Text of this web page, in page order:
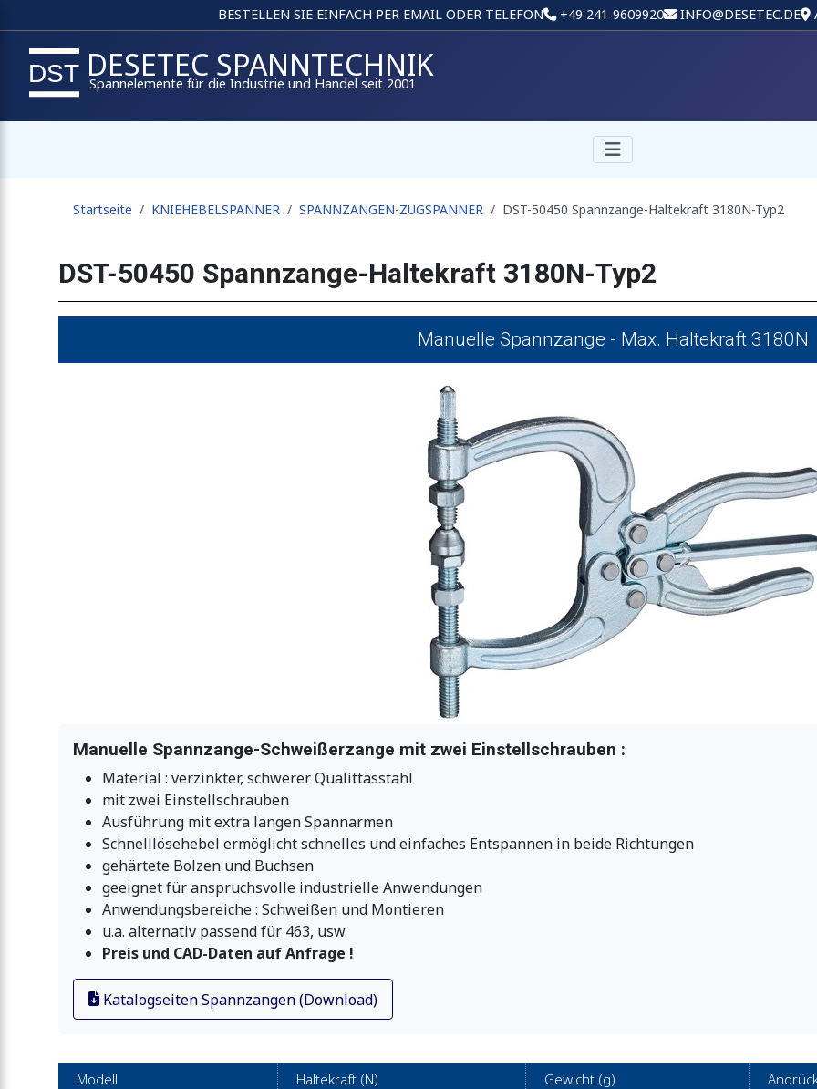
BESTELLEN SIE EINFACH PER EMAIL ODER TELEFON +49 241‑9609920 INFO@DESETEC.DE
DESETEC SPANNTECHNIK
Spannelemente für die Industrie und Handel seit 2001
Startseite KNIEHEBELSPANNER SPANNZANGEN-ZUGSPANNER DST-50450 Spannzange-Haltekraft 3180N-Typ2
DST-50450 Spannzange-Haltekraft 3180N-Typ2
Manuelle Spannzange - Max. Haltekraft 3180N
Manuelle Spannzange-Schweißerzange mit zwei Einstellschrauben :
Material : verzinkter, schwerer Qualittässtahl
mit zwei Einstellschrauben
Ausführung mit extra langen Spannarmen
Schnelllösehebel ermöglicht schnelles und einfaches Entspannen in beide Richtungen
gehärtete Bolzen und Buchsen
geeignet für anspruchsvolle industrielle Anwendungen
Anwendungsbereiche : Schweißen und Montieren
u.a. alternativ passend für 463, usw.
Preis und CAD-Daten auf Anfrage !
Katalogseiten Spannzangen (Download)
Modell Haltekraft (N) Gewicht (g)